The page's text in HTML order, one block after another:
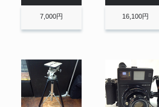
7,000円 16,100円